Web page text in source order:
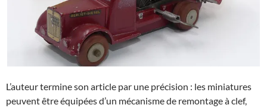
L’auteur termine son article par une précision : les miniatures
peuvent être équipées d’un mécanisme de remontage à clef,